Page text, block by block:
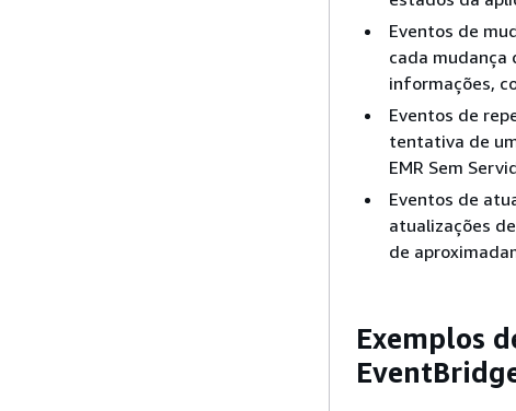
Eventos de
cada mudança
informações,
Eventos de
tentativa de
EMR Sem
Eventos de
atualizações
de
Exemplos